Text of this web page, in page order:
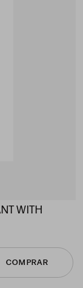
WITH
COMPRAR